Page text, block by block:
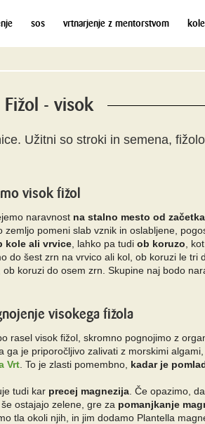
sos vrtnarjenje z mentorstvom
Fižol - visok
Užitni so stroki in semena,
visok fižol
naravnost na stalno mesto od
zemljo pomeni slab vznik in oslabljene,
kole ali vrvice , lahko pa tudi ob koruzo ,
do šest zrn na vrvico ali kol, ob koruzi le tri
ob koruzi do osem zrn. Skupine naj bodo
visokega fižola
rasel visok fižol, skromno pognojimo z
ga je priporočljivo zalivati z morskimi
Vrt . To je zlasti pomembno, kadar je
tudi kar precej magnezija . Če opazimo,
ostajajo zelene, gre za pomanjkanje
tla okoli njih, in jim dodamo Plantella